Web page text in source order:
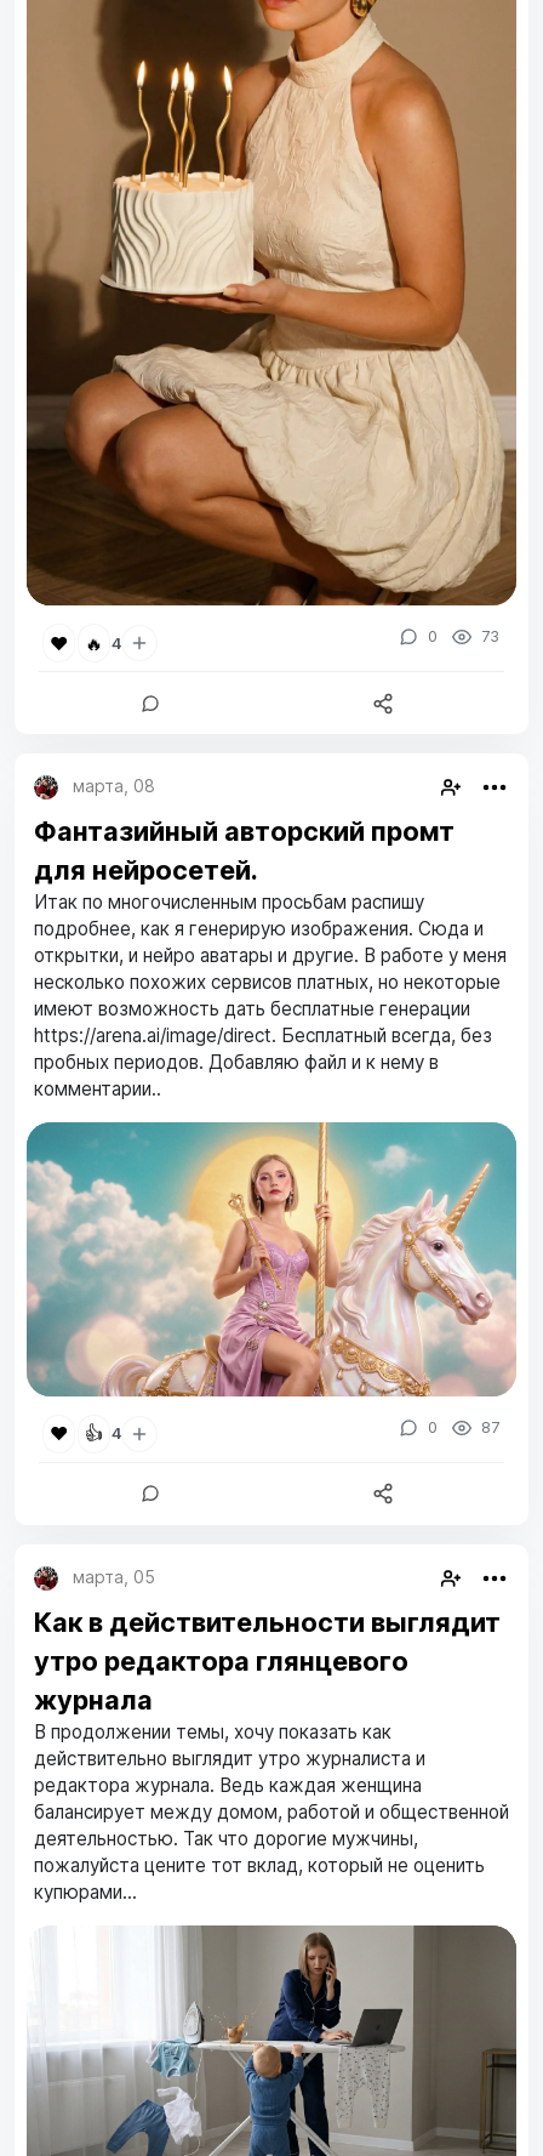
❤️ 🔥 4 0 73
марта, 08
Фантазийный авторский промт
для нейросетей.
Итак по многочисленным просьбам распишу
подробнее, как я генерирую изображения. Сюда и
открытки, и нейро аватары и другие. В работе у меня
несколько похожих сервисов платных, но некоторые
имеют возможность дать бесплатные генерации
https://arena.ai/image/direct. Бесплатный всегда, без
пробных периодов. Добавляю файл и к нему в
комментарии..
❤️ 👍 4 0 87
марта, 05
Как в действительности выглядит
утро редактора глянцевого
журнала
В продолжении темы, хочу показать как
действительно выглядит утро журналиста и
редактора журнала. Ведь каждая женщина
балансирует между домом, работой и общественной
деятельностью. Так что дорогие мужчины,
пожалуйста цените тот вклад, который не оценить
купюрами...